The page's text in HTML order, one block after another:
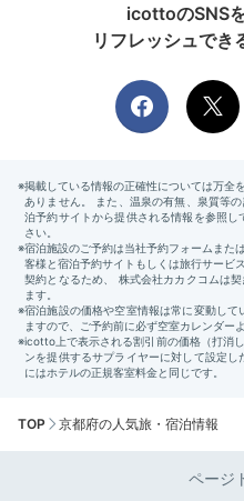
icottoのSNS
リフレッシュでき
TOP 京都府の人気旅・宿泊情報
ページ